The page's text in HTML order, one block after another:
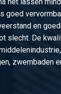
goed
en
slecht. De
zwembaden